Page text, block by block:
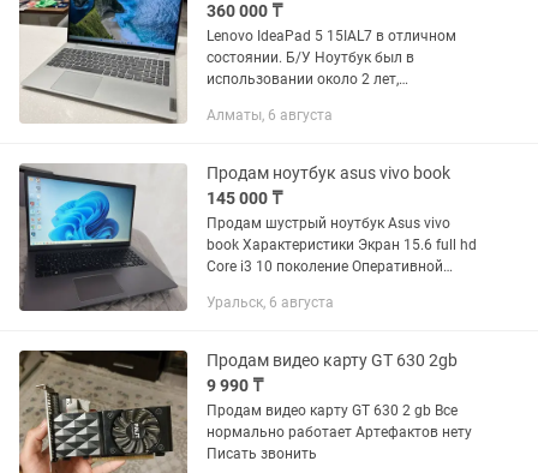
360 000 ₸
Lenovo IdeaPad 5 15IAL7 в отличном
состоянии. Б/У Ноутбук был в
использовании около 2 лет,
основном для работы/учебы. Быстрый,
Алматы, 6 августа
Продам ноутбук asus vivo book
145 000 ₸
Продам шустрый ноутбук Asus vivo
book Характеристики Экран 15.6 full hd
Core i3 10 поколение Оперативной
500гб Nvidia MX 130 2gb В отличном
Уральск, 6 августа
Продам видео карту GT 630 2gb
9 990 ₸
Продам видео карту GT 630 2 gb Все
нормально работает Артефактов нету
Писать звонить